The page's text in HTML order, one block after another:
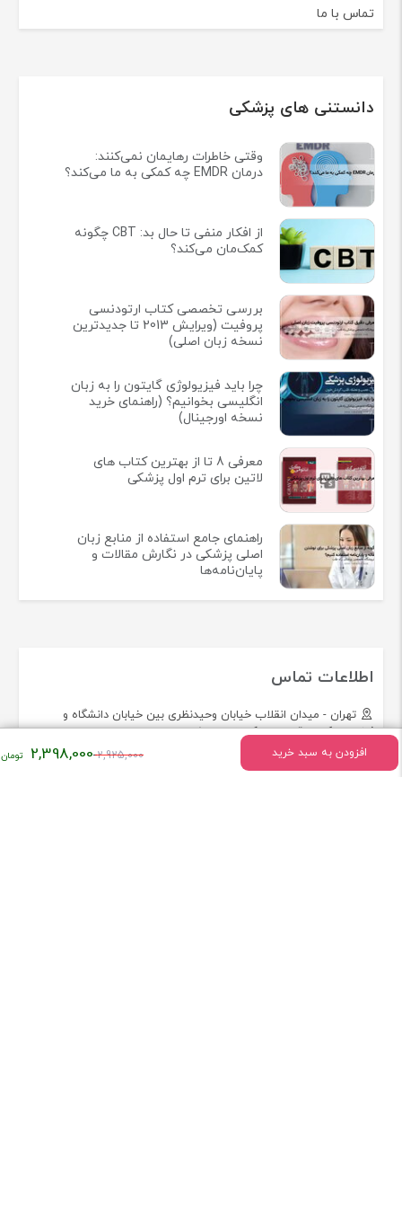
افزودن به سبد خرید 2,925,000قیمت
2,398,000
تماس با ما
دانستنی های پزشکی
وقتی خاطرات رهایمان نمی‌کنند:
درمان EMDR چه کمکی به ما می‌کند؟
از افکار منفی تا حال بد: CBT چگونه
کمک‌مان می‌کند؟
بررسی تخصصی کتاب ارتودنسی
پروفیت (ویرایش 2013 تا جدیدترین
نسخه زبان اصلی)
چرا باید فیزیولوژی گایتون را به زبان
انگلیسی بخوانیم؟ (راهنمای خرید
نسخه اورجینال)
معرفی 8 تا از بهترین کتاب های
لاتین برای ترم اول پزشکی
راهنمای جامع استفاده از منابع زبان
اصلی پزشکی در نگارش مقالات و
پایان‌نامه‌ها
اطلاعات تماس
تهران - میدان انقلاب خیابان وحیدنظری بین خیابان دانشگاه و
فخررازی کوچه قدیری پلاک 23 واحد5